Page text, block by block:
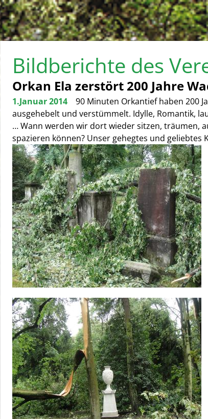
Bildberichte des
Orkan Ela zerstört 200 Jahre
1.Januar 2014
90 Minuten Orkantief haben 200
ausgehebelt und verstümmelt. Idylle, Romantik,
… Wann werden wir dort wieder sitzen, träumen,
spazieren können? Unser gehegtes und geliebtes